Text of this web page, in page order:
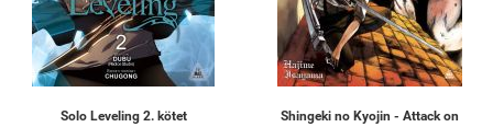
Solo Leveling 2. kötet
Shingeki no Kyojin - Attack on